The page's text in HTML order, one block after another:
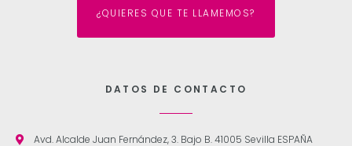
DATOS DE CONTACTO
Avd. Alcalde Juan Fernández, 3. Bajo B. 41005 Sevilla ESPAÑA
¿QUIERES QUE TE LLAMEMOS?